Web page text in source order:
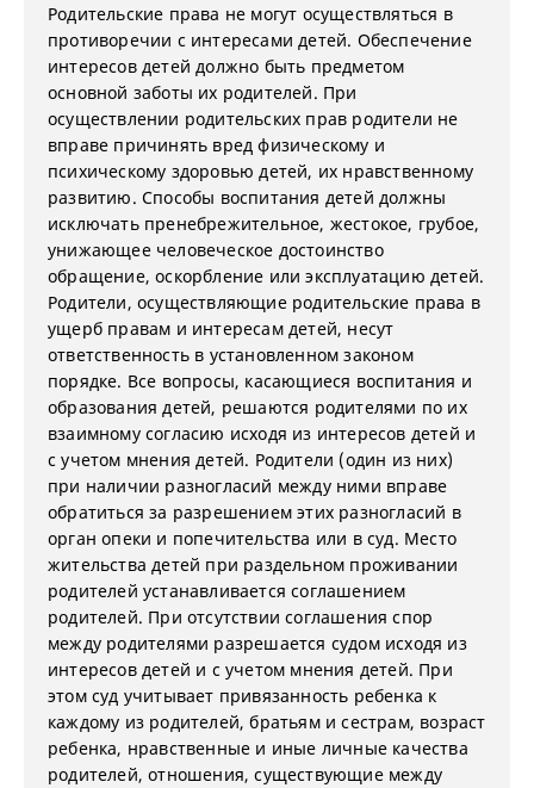
Родительские права не могут осуществляться в
противоречии с интересами детей. Обеспечение
интересов детей должно быть предметом
основной заботы их родителей. При
осуществлении родительских прав родители не
вправе причинять вред физическому и
психическому здоровью детей, их нравственному
развитию. Способы воспитания детей должны
исключать пренебрежительное, жестокое, грубое,
унижающее человеческое достоинство
обращение, оскорбление или эксплуатацию детей.
Родители, осуществляющие родительские права в
ущерб правам и интересам детей, несут
ответственность в установленном законом
порядке. Все вопросы, касающиеся воспитания и
образования детей, решаются родителями по их
взаимному согласию исходя из интересов детей и
с учетом мнения детей. Родители (один из них)
при наличии разногласий между ними вправе
обратиться за разрешением этих разногласий в
орган опеки и попечительства или в суд. Место
жительства детей при раздельном проживании
родителей устанавливается соглашением
родителей. При отсутствии соглашения спор
между родителями разрешается судом исходя из
интересов детей и с учетом мнения детей. При
этом суд учитывает привязанность ребенка к
каждому из родителей, братьям и сестрам, возраст
ребенка, нравственные и иные личные качества
родителей, отношения, существующие между